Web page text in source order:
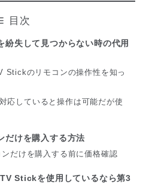
目次
失して見つからない時の代用
Stickのリモコンの操作性を知っ
応していると操作は可能だが使
けを購入する方法
だけを購入する前に価格確認
Stickを使用しているなら第3